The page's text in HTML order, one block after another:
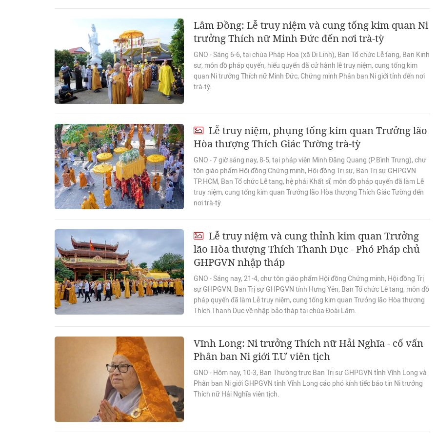
Lâm Đồng: Lễ truy niệm và cung tống kim quan Ni
trưởng Thích nữ Minh Đức đến nơi trà-tỳ
GNO - Sáng 6-6, tại chùa Pháp Hoa (xã Di Linh), Ban Tổ chức Lễ tang, Ban Kinh
sư, môn đồ pháp quyến, hiếu quyến đã cử hành lễ truy niệm, cung tống kim
quan Ni trưởng Thích nữ Minh Đức, Chứng minh Phân ban Ni giới tỉnh đến nơi
trà-tỳ.
Lễ truy niệm, phụng tống kim quan Trưởng lão
Hòa thượng Thích Giác Tường trà-tỳ
GNO - 7 giờ sáng nay, 8-5, tại pháp viện Minh Đăng Quang (P.Bình Trưng), chư
tôn giáo phẩm Hội đồng Chứng minh, Hội đồng Trị sự, Ban Trị sự GHPGVN
TP.HCM, Ban Tổ chức Lễ tang, hệ phái Khất sĩ, môn đồ pháp quyến đã làm Lễ
truy niệm, cung tống kim quan Trưởng lão Hòa thượng Thích Giác Tường đến
nơi trà-tỳ.
Lễ truy niệm và cung thỉnh kim quan Trưởng
lão Hòa thượng Thích Thanh Dục - Phó Pháp chủ
GHPGVN nhập tháp
GNO - Sáng nay, 21-4, chư tôn giáo phẩm Hội đồng Chứng minh, Hội đồng Trị
sự GHPGVN, Ban Trị sự GHPGVN tỉnh Hưng Yên, Ban Tổ chức Lễ tang, môn đồ
pháp quyến đã làm Lễ truy niệm, cung tống kim quan Trưởng lão Hòa thượng
Thích Thanh Dục về nhập bảo tháp tại chùa Đoài Lâm.
Vĩnh Long: Ni trưởng Thích nữ Hải Nghĩa - cố vấn
Phân ban Ni giới T.Ư viên tịch
GNO - Hôm nay, 10-3, Ban Thường trực Ban Trị sự GHPGVN tỉnh Vĩnh Long và
Phân ban Ni giới GHPGVN tỉnh Vĩnh Long cáo phó kính tiếc báo tin Ni trưởng
Thích nữ Hải Nghĩa viên tịch.